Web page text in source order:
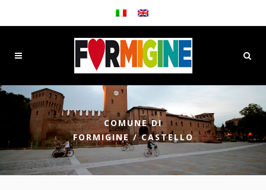
COMUNE DI
FORMIGINE/CASTELLO